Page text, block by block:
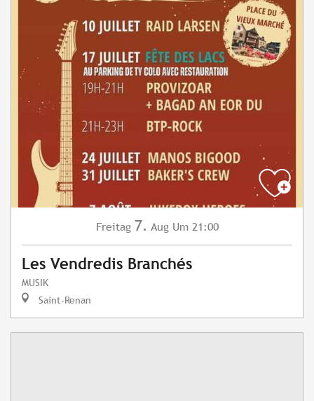
Freitag 7. Aug Um 21:00
Les Vendredis Branchés
MUSIK
Saint-Renan